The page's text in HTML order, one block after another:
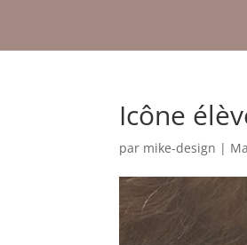
Icône
par mike-design |